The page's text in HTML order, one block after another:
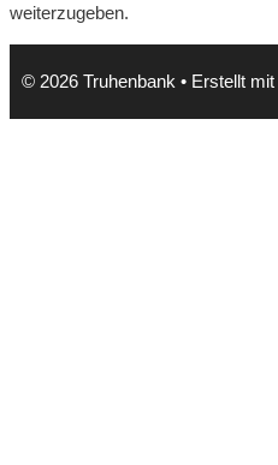
weiterzugeben.
© 2026 Truhenbank • Erstellt mit